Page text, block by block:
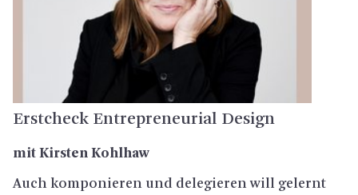
Erst­check En­tre­pre­neu­ri­al De­sign
mit Kirs­ten Kohl­haw
Auch kom­po­nie­ren und de­le­gie­ren will ge­lernt